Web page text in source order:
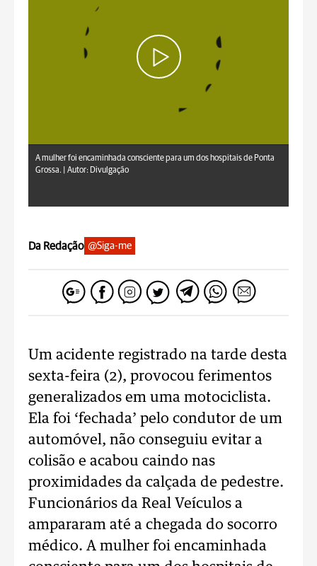
A mulher foi encaminhada consciente para um dos hospitais de Ponta
Grossa. |
Autor: Divulgação
Da Redação @Siga-me
Um acidente registrado na tarde desta
sexta-feira (2), provocou ferimentos
generalizados em uma motociclista.
Ela foi ‘fechada’ pelo condutor de um
automóvel, não conseguiu evitar a
colisão e acabou caindo nas
proximidades da calçada de pedestre.
Funcionários da Real Veículos a
ampararam até a chegada do socorro
médico. A mulher foi encaminhada